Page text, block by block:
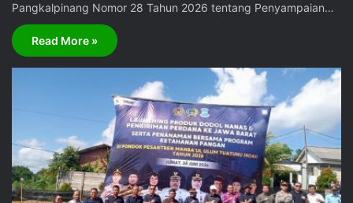
Pangkalpinang Nomor 28 Tahun 2026 tentang Penyampaian…
Read More »